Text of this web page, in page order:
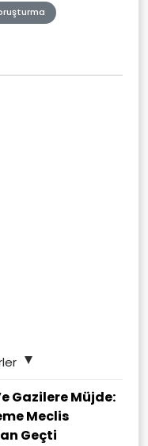
Gazilere Müjde:
Meclis
Geçti